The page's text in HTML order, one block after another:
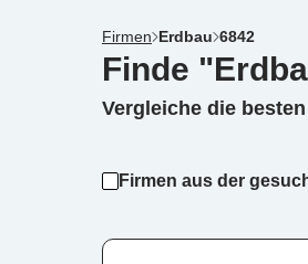
Firmen Erdbau 6842
Finde
Vergleiche die
Firmen aus der